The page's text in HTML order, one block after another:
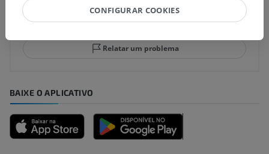
Não hesite em nos sugerir uma correção, tradução ou
melhora de conteúdo.
Relatar um problema
BAIXE O APLICATIVO
CONFIGURAR COOKIES